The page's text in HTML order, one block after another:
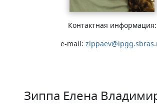
Контактная информация:
e-mail:
Зиппа Елена